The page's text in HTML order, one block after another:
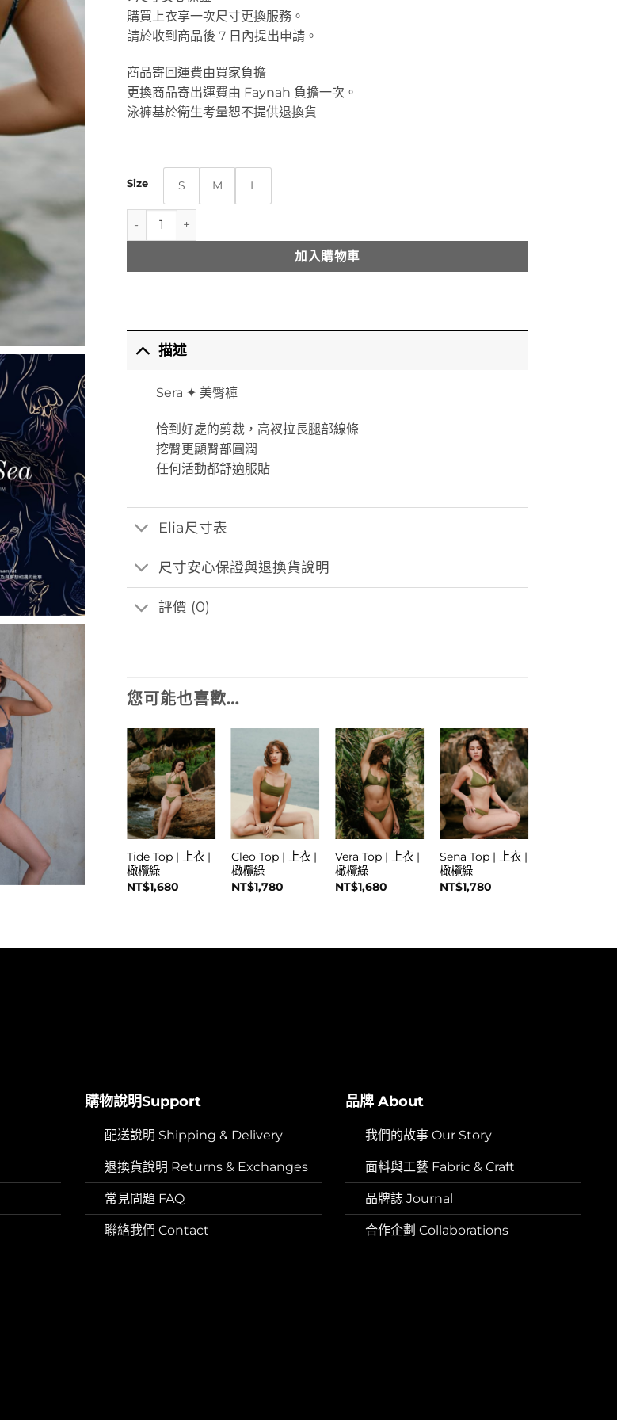
購買上衣享一次尺寸更換服務。
請於收到商品後 7 日內提出申請。
商品寄回運費由買家負擔
更換商品寄出運費由 Faynah 負擔一次。
泳褲基於衛生考量恕不提供退換貨
Size S M L
Sera Bottom | 下身 | 深海 數量
加入購物車
描述
Sera ✦ 美臀褲
恰到好處的剪裁，高衩拉長腿部線條
挖臀更顯臀部圓潤
任何活動都舒適服貼
Elia尺寸表
尺寸安心保證與退換貨說明
評價 (0)
您可能也喜歡…
Tide Top | 上衣 |
橄欖綠
NT$1,680
Cleo Top | 上衣 |
橄欖綠
NT$1,780
Vera Top | 上衣 |
橄欖綠
NT$1,680
Sena Top | 上衣 |
橄欖綠
NT$1,780
Hana Top | 上衣
| 三色
NT$1,580
購物說明Support
配送說明 Shipping & Delivery
退換貨說明 Returns & Exchanges
常見問題 FAQ
聯絡我們 Contact
品牌 About
我們的故事 Our Story
面料與工藝 Fabric & Craft
品牌誌 Journal
合作企劃 Collaborations